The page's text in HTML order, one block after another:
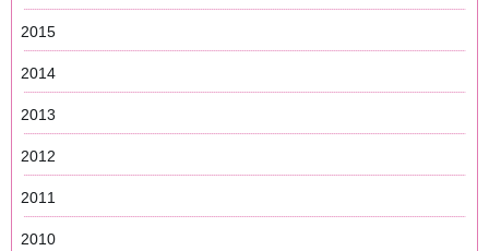
2015
2014
2013
2012
2011
2010